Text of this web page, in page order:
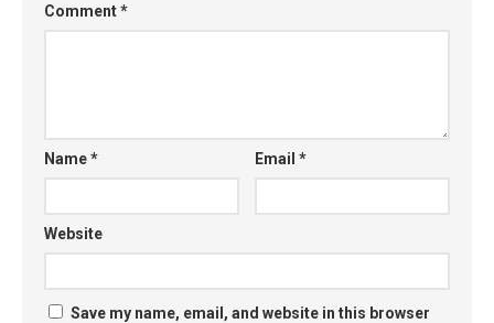
Comment*
Name* Email*
Website
Save my name, email, and website in this browser